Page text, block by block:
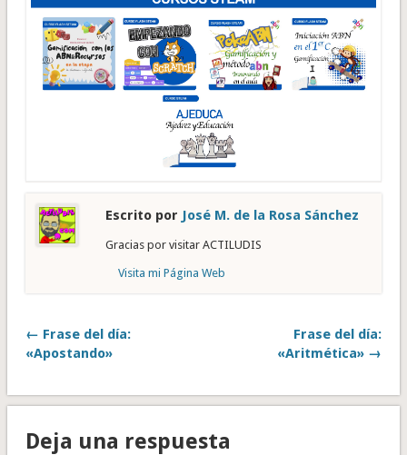
Escrito por José M. de la Rosa Sánchez
Gracias por visitar ACTILUDIS
Visita mi Página Web
← Frase del día:
«Apostando»
Frase del día:
«Aritmética» →
Deja una respuesta